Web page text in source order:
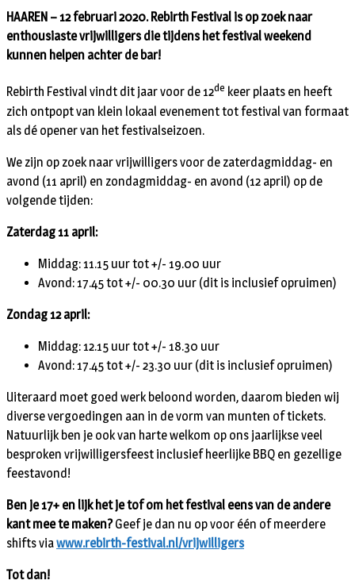
HAAREN – 12 februari 2020. Rebirth Festival is op zoek naar
enthousiaste vrijwilligers die tijdens het festival weekend
kunnen helpen achter de bar!
Rebirth Festival vindt dit jaar voor de 12de keer plaats en heeft
zich ontpopt van klein lokaal evenement tot festival van formaat
als dé opener van het festivalseizoen.
We zijn op zoek naar vrijwilligers voor de zaterdagmiddag- en
avond (11 april) en zondagmiddag- en avond (12 april) op de
volgende tijden:
Zaterdag 11 april:
Middag: 11.15 uur tot +/- 19.00 uur
Avond: 17.45 tot +/- 00.30 uur (dit is inclusief opruimen)
Zondag 12 april:
Middag: 12.15 uur tot +/- 18.30 uur
Avond: 17.45 tot +/- 23.30 uur (dit is inclusief opruimen)
Uiteraard moet goed werk beloond worden, daarom bieden wij
diverse vergoedingen aan in de vorm van munten of tickets.
Natuurlijk ben je ook van harte welkom op ons jaarlijkse veel
besproken vrijwilligersfeest inclusief heerlijke BBQ en gezellige
feestavond!
Ben je 17+ en lijk het je tof om het festival eens van de andere
kant mee te maken?Geef je dan nu op voor één of meerdere
shifts viawww.rebirth-festival.nl/vrijwilligers
Tot dan!